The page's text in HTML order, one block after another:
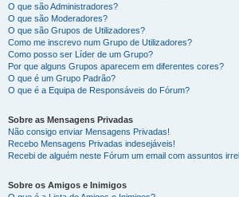
O que são Administradores?
O que são Moderadores?
O que são Grupos de Utilizadores?
Como me inscrevo num Grupo de Utilizadores?
Como posso ser Líder de um Grupo?
Por que alguns Grupos aparecem em diferentes cores?
O que é um Grupo Padrão?
O que é a Equipa de Responsáveis do Fórum?
Sobre as Mensagens Privadas
Não consigo enviar Mensagens Privadas!
Recebo Mensagens Privadas indesejáveis!
Recebi de alguém neste Fórum um email com assuntos
Sobre os Amigos e Inimigos